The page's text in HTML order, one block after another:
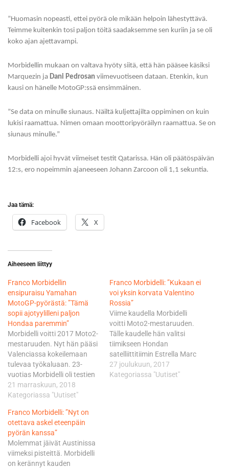
”Huomasin nopeasti, ettei pyörä ole mikään helpoin lähestyttävä.
Teimme kuitenkin tosi paljon töitä saadaksemme sen kuriin ja se oli
koko ajan ajettavampi.
Morbidellin mukaan on valtava hyöty siitä, että hän pääsee käsiksi
Marquezin ja Dani Pedrosan viimevuotiseen dataan. Etenkin, kun
kausi on hänelle MotoGP:ssä ensimmäinen.
”Se data on minulle siunaus. Näiltä kuljettajilta oppiminen on kuin
lukisi raamattua. Nimen omaan moottoripyöräilyn raamattua. Se on
siunaus minulle.”
Morbidelli ajoi hyvät viimeiset testit Qatarissa. Hän oli päätöspäivän
12:s, ero nopeimmin ajaneeseen Johann Zarcoon oli 1,1 sekuntia.
Jaa tämä:
Facebook X
Aiheeseen liittyy
Franco Morbidellin
ensipuraisu Yamahan
MotoGP-pyörästä: ”Tämä
sopii ajotyylilleni paljon
Hondaa paremmin”
Morbidelli voitti 2017 Moto2-
mestaruuden. Nyt hän pääsi
Valenciassa kokeilemaan
tulevaa työkaluaan. 23-
vuotias Morbidelli oli testien
yhdistetyissä tuloksissa
peräti kuudes vain 0,2
takana, jopa Yamahan
tehdastiimin Valentino Rossi
jäi taakse. Aika syntyi viime
kauden satelliittikuljettajan
Johann Zarcon pyörän
rungolla ja uudella
21 marraskuun, 2018
Kategoriassa "Uutiset"
Franco Morbidelli: ”Kukaan ei
voi yksin korvata Valentino
Rossia”
Viime kaudella Morbidelli
voitti Moto2-mestaruuden.
Tälle kaudelle hän valitsi
tiimikseen Hondan
satelliittitiimin Estrella Marc
VDS:n, vaikka esimerkiksi
Apriliakin oli kiinnostunut
27 joulukuun, 2017
Kategoriassa "Uutiset"
Franco Morbidelli: ”Nyt on
otettava askel eteenpäin
pyörän kanssa”
Molemmat jäivät Austinissa
viimeksi pisteittä. Morbidelli
on kerännyt kauden